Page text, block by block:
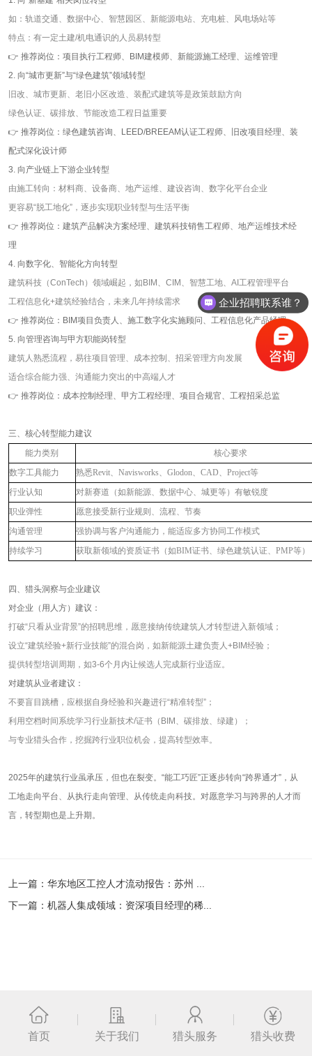
如：轨道交通、数据中心、智慧园区、新能源电站、充电桩、风电场站等
特点：有一定土建/机电通识的人员易转型
👉 推荐岗位：项目执行工程师、
BIM建模师、新能源施工经理、运维管理
2. 向“城市更新”与“绿色建筑”领域转型
旧改、城市更新、老旧小区改造、装配式建筑等是政策鼓励方向
绿色认证、碳排放、节能改造工程日益重要
👉 推荐岗位：绿色建筑咨询、
LEED/BREEAM认证工程师、旧改项目经理、装
配式深化设计师
3. 向产业链上下游企业转型
由施工转向：材料商、设备商、地产运维、建设咨询、数字化平台企业
更容易“脱工地化”，逐步实现职业转型与生活平衡
👉 推荐岗位：建筑产品解决方案经理、建筑科技销售工程师、地产运维技术经
理
4. 向数字化、智能化方向转型
建筑科技（ConTech ）领域崛起，如 BIM 、 CIM 、智慧工地、 AI 工程管理平台
工程信息化+建筑经验结合，未来几年持续需求
👉 推荐岗位：BIM项目负责人、施工数字化实施顾问、工程信息化产品经理
5. 向管理咨询与甲方职能岗转型
建筑人熟悉流程，易往项目管理、成本控制、招采管理方向发展
适合综合能力强、沟通能力突出的中高端人才
👉 推荐岗位：成本控制经理、甲方工程经理、项目合规官、工程招采总监
三、核心转型能力建议
能力类别
核心要求
数字工具能力
熟悉Revit、 Navisworks、 Glodon、 CAD、 Project等
行业认知
对新赛道（如新能源、数据中心、城更等）有敏锐度
职业弹性
愿意接受新行业规则、流程、节奏
沟通管理
强协调与客户沟通能力，能适应多方协同工作模式
持续学习
获取新领域的资质证书（如BIM证书、绿色建筑认证、 PMP等）
四、猎头洞察与企业建议
对企业（用人方）建议：
打破“只看从业背景”的招聘思维，愿意接纳传统建筑人才转型进入新领域；
设立“建筑经验+新行业技能”的混合岗，如新能源土建负责人+BIM经验；
提供转型培训周期，如3-6个月内让候选人完成新行业适应。
对建筑从业者建议：
不要盲目跳槽，应根据自身经验和兴趣进行“精准转型”；
利用空档时间系统学习行业新技术/证书（ BIM 、碳排放、绿建）；
与专业猎头合作，挖掘跨行业职位机会，提高转型效率。
2025年的建筑行业虽承压，但也在裂变。“能工巧匠”正逐步转向“跨界通才”，从
工地走向平台、从执行走向管理、从传统走向科技。对愿意学习与跨界的人才而
言，转型期也是上升期。
上一篇： 华东地区工控人才流动报告：苏州 ...
下一篇： 机器人集成领域：资深项目经理的稀...
首页 关于我们 猎头服务 猎头收费
企业招聘联系谁？